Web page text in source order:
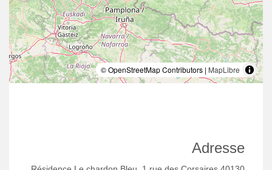
© OpenStreetMap Contributors | MapLibre
Adresse